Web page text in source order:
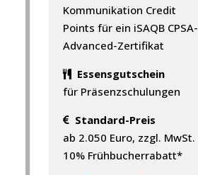
Kommunikation Credit
Points für ein iSAQB CPSA-
Advanced-Zertifikat
Essensgutschein
für Präsenzschulungen
Standard-Preis
ab 2.050 Euro, zzgl. MwSt.
10% Frühbucherrabatt*